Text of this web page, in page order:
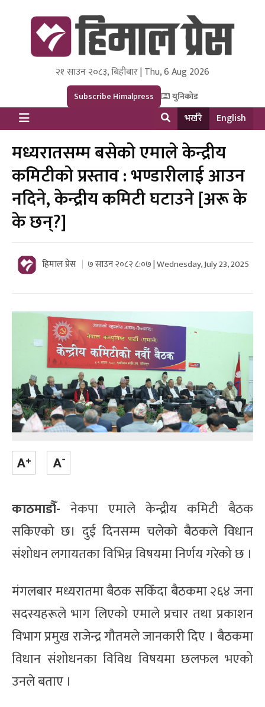
Himal Press
Dot NewsyNepal Media and Research Pvt Ltd.
२१ साउन २०८३, बिहीबार | Thu, 6 Aug 2026
Subscribe Himalpress युनिकोड
भर्खरै English
मध्यरातसम्म बसेको एमाले केन्द्रीय
कमिटीको प्रस्ताव : भण्डारीलाई आउन
नदिने, केन्द्रीय कमिटी घटाउने [अरू के
के छन्?]
हिमाल प्रेस ७ साउन २०८२ ८:०७ | Wednesday, July 23, 2025
काठमाडौँ- नेकपा एमाले केन्द्रीय कमिटी बैठक
सकिएको छ। दुई दिनसम्म चलेको बैठकले विधान
संशोधन लगायतका विभिन्न विषयमा निर्णय गरेको छ ।
मंगलबार मध्यरातमा बैठक सकिँदा बैठकमा २६४ जना
सदस्यहरूले भाग लिएको एमाले प्रचार तथा प्रकाशन
विभाग प्रमुख राजेन्द्र गौतमले जानकारी दिए । बैठकमा
विधान संशोधनका विविध विषयमा छलफल भएको
उनले बताए ।